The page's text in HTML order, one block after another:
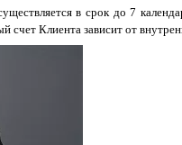
в срок до 7
счет Клиента зависит от